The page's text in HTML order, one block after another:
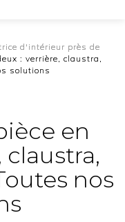
d'intérieur près de
: verrière, claustra,
solutions
en
claustra,
nos